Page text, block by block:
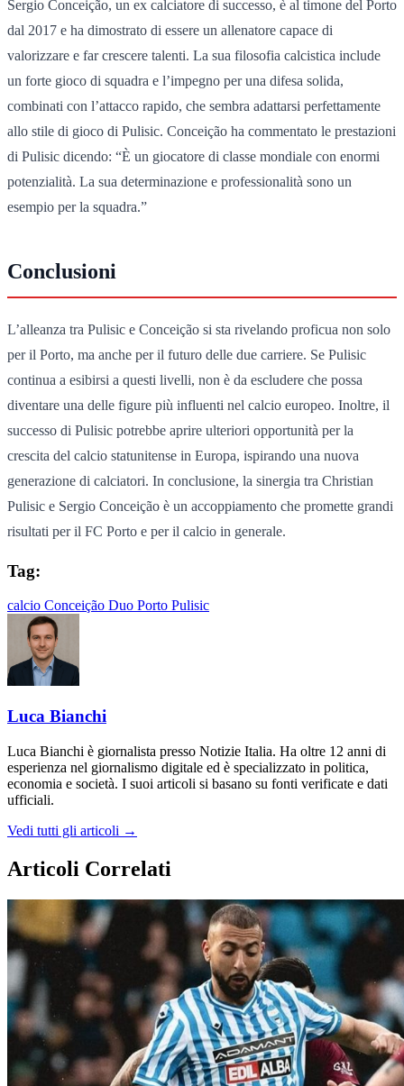
Sergio Conceição, un ex calciatore di successo, è al timone del Porto
dal 2017 e ha dimostrato di essere un allenatore capace di
valorizzare e far crescere talenti. La sua filosofia calcistica include
un forte gioco di squadra e l’impegno per una difesa solida,
combinati con l’attacco rapido, che sembra adattarsi perfettamente
allo stile di gioco di Pulisic. Conceição ha commentato le prestazioni
di Pulisic dicendo: “È un giocatore di classe mondiale con enormi
potenzialità. La sua determinazione e professionalità sono un
esempio per la squadra.”
Conclusioni
L’alleanza tra Pulisic e Conceição si sta rivelando proficua non solo
per il Porto, ma anche per il futuro delle due carriere. Se Pulisic
continua a esibirsi a questi livelli, non è da escludere che possa
diventare una delle figure più influenti nel calcio europeo. Inoltre, il
successo di Pulisic potrebbe aprire ulteriori opportunità per la
crescita del calcio statunitense in Europa, ispirando una nuova
generazione di calciatori. In conclusione, la sinergia tra Christian
Pulisic e Sergio Conceição è un accoppiamento che promette grandi
risultati per il FC Porto e per il calcio in generale.
Tag:
calcio Conceição Duo Porto Pulisic
Luca Bianchi
Luca Bianchi è giornalista presso Notizie Italia. Ha oltre 12 anni di
esperienza nel giornalismo digitale ed è specializzato in politica,
economia e società. I suoi articoli si basano su fonti verificate e dati
ufficiali.
Vedi tutti gli articoli →
Articoli Correlati